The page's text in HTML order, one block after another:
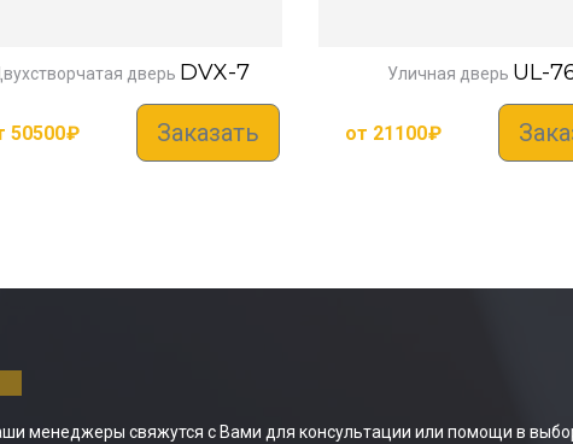
дверь DVX-7
50500₽ Заказать
Уличная дверь UL-
от 21100₽
менеджеры свяжутся с Вами для консультации или помощи в